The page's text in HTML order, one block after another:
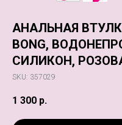
АНАЛЬНАЯ ВТУЛКА
BONG,
СИЛИКОН,
SKU: 357029
1 300 р.